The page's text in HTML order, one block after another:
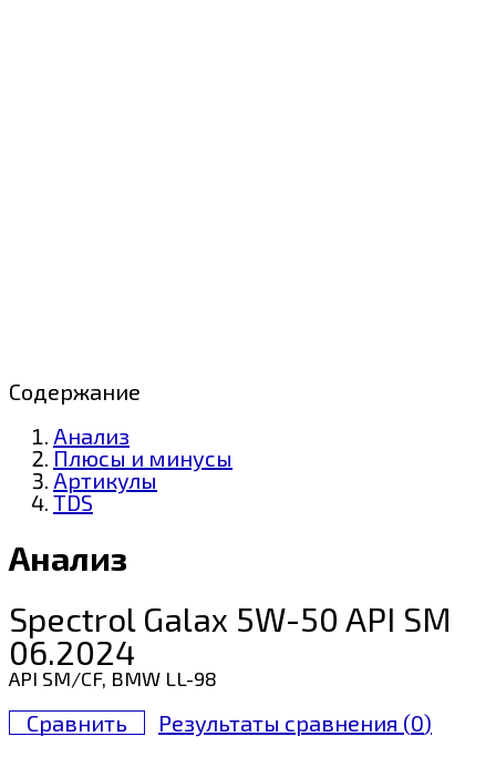
Содержание
Анализ
Плюсы и минусы
Артикулы
TDS
Анализ
Spectrol Galax 5W-50 API SM
06.2024
API SM/CF, BMW LL-98
Сравнить Результаты сравнения (0)